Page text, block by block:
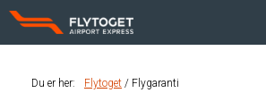
Du er her: Flytoget Flygaranti